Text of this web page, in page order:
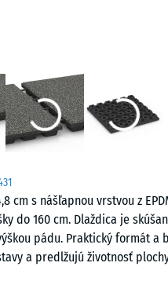
cm s nášľapnou vrstvou z
do 160 cm. Dlaždica je
pádu. Praktický formát a
a predlžujú životnosť